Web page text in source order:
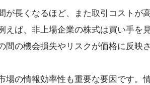
が長くなるほど、また取引コストが
えば、非上場企業の株式は買い手を
間の機会損失やリスクが価格に反映さ
場の情報効率性も重要な要因です。